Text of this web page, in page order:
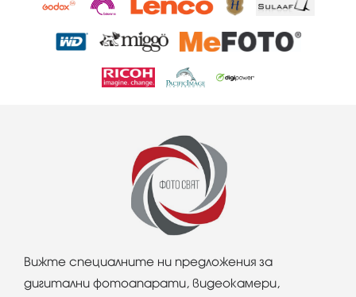
Вижте специалните ни предложения за
дигитални фотоапарати, видеокамери,